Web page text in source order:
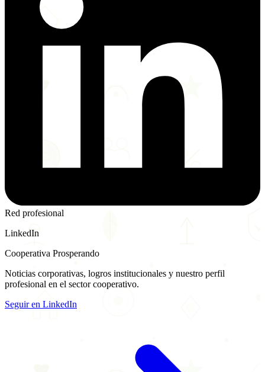
Red profesional
LinkedIn
Cooperativa Prosperando
Noticias corporativas, logros institucionales y nuestro perfil
profesional en el sector cooperativo.
Seguir en LinkedIn